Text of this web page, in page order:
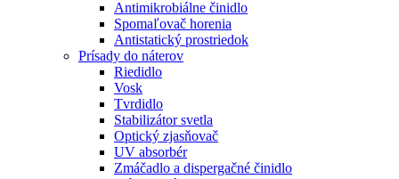
Antimikrobiálne činidlo
Spomaľovač horenia
Antistatický prostriedok
Prísady do náterov
Riedidlo
Vosk
Tvrdidlo
Stabilizátor svetla
Optický zjasňovač
UV absorbér
Zmáčadlo a dispergačné činidlo